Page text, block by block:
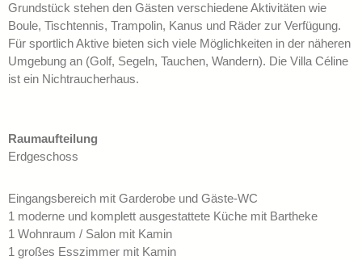
Grundstück stehen den Gästen verschiedene Aktivitäten wie
Boule, Tischtennis, Trampolin, Kanus und Räder zur Verfügung.
Für sportlich Aktive bieten sich viele Möglichkeiten in der näheren
Umgebung an (Golf, Segeln, Tauchen, Wandern). Die Villa Céline
ist ein Nichtraucherhaus.
Raumaufteilung
Erdgeschoss
Eingangsbereich mit Garderobe und Gäste-WC
1 moderne und komplett ausgestattete Küche mit Bartheke
1 Wohnraum / Salon mit Kamin
1 großes Esszimmer mit Kamin